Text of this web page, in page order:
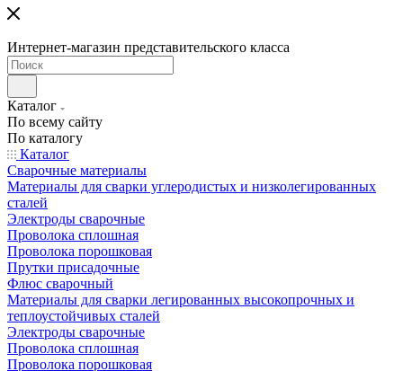
Интернет-магазин представительского класса
Каталог
По всему сайту
По каталогу
Каталог
Сварочные материалы
Материалы для сварки углеродистых и низколегированных
сталей
Электроды сварочные
Проволока сплошная
Проволока порошковая
Прутки присадочные
Флюс сварочный
Материалы для сварки легированных высокопрочных и
теплоустойчивых сталей
Электроды сварочные
Проволока сплошная
Проволока порошковая